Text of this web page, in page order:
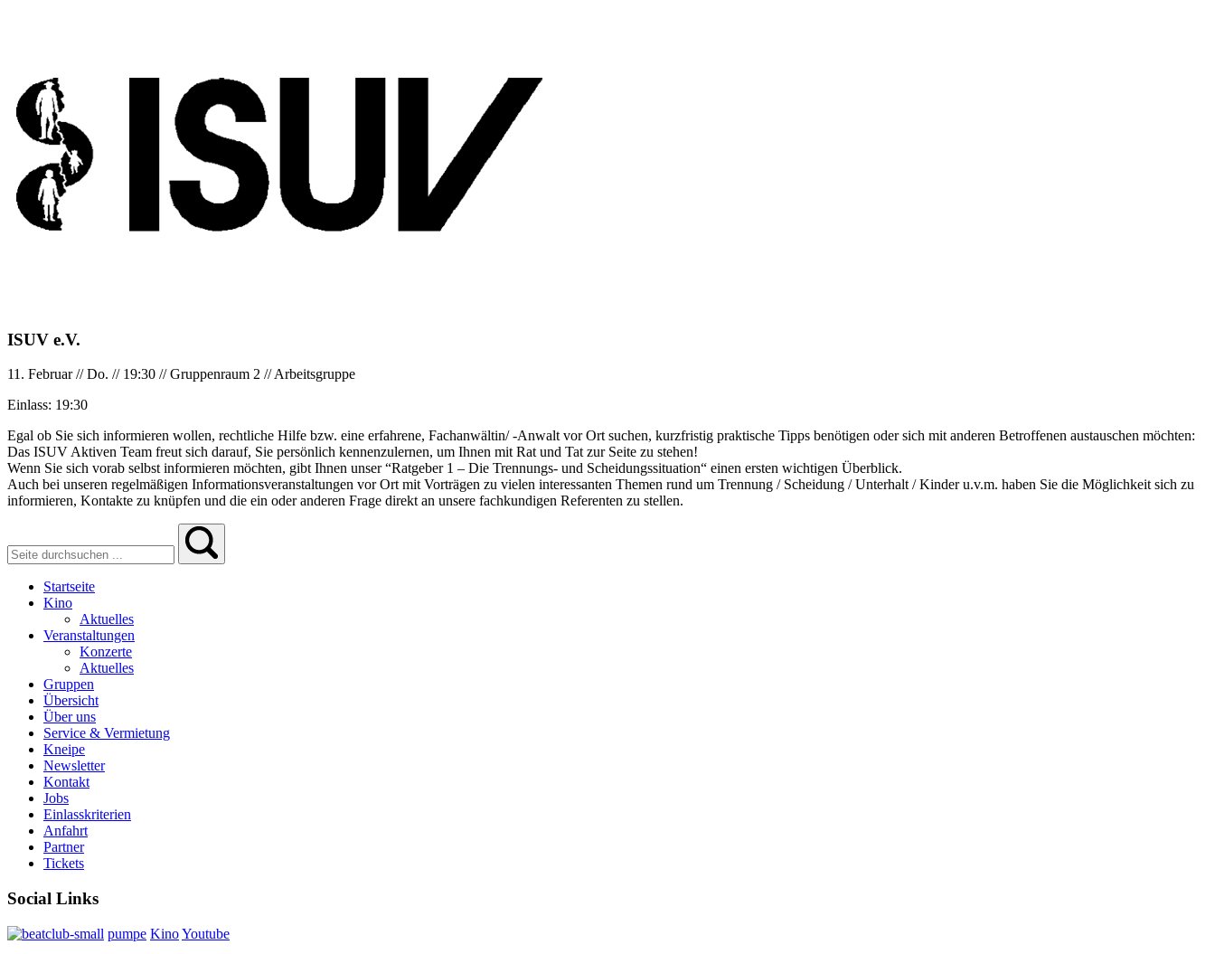
ISUV e.V.
11. Februar//Do. // 19:30 //Gruppenraum 2 //Arbeitsgruppe
Einlass: 19:30
Egal ob Sie sich informieren wollen, rechtliche Hilfe bzw. eine erfahrene, Fachanwältin/ -Anwalt vor Ort suchen, kurzfristig praktische Tipps benötigen oder sich mit anderen Betroffenen austauschen möchten:
Das ISUV Aktiven Team freut sich darauf, Sie persönlich kennenzulernen, um Ihnen mit Rat und Tat zur Seite zu stehen!
Wenn Sie sich vorab selbst informieren möchten, gibt Ihnen unser “Ratgeber 1 – Die Trennungs- und Scheidungssituation“ einen ersten wichtigen Überblick.
Auch bei unseren regelmäßigen Informationsveranstaltungen vor Ort mit Vorträgen zu vielen interessanten Themen rund um Trennung / Scheidung / Unterhalt / Kinder u.v.m. haben Sie die Möglichkeit sich zu
informieren, Kontakte zu knüpfen und die ein oder anderen Frage direkt an unsere fachkundigen Referenten zu stellen.
Startseite
Kino
Aktuelles
Veranstaltungen
Konzerte
Aktuelles
Gruppen
Übersicht
Über uns
Service & Vermietung
Kneipe
Newsletter
Kontakt
Jobs
Einlasskriterien
Anfahrt
Partner
Tickets
Social Links
pumpe KinoYoutube